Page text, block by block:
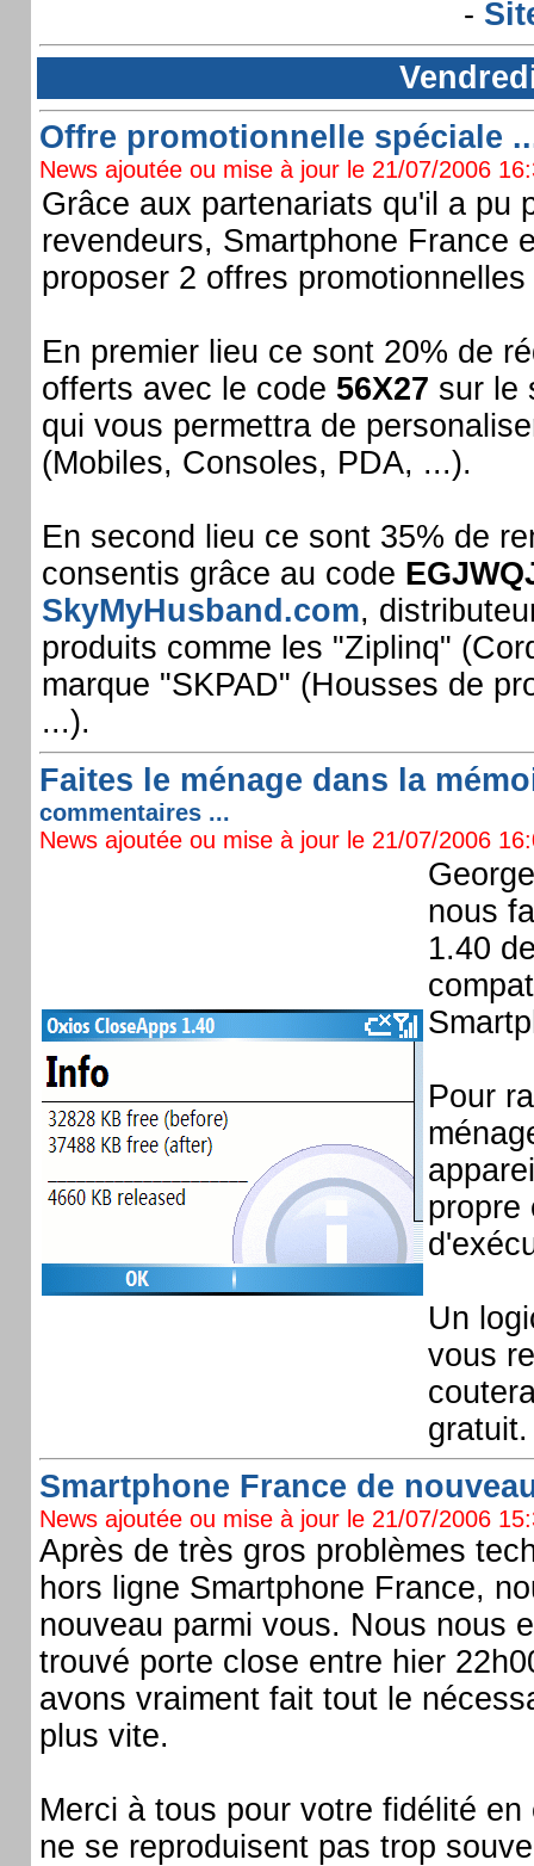
-
Offre promotionnelle spéciale
News ajoutée ou mise à jour le 21/07/2006
Grâce aux partenariats qu'il a pu
revendeurs, Smartphone France
proposer 2 offres
En premier lieu ce sont 20% de
offerts avec le code 56X27 sur le
qui vous permettra de
(Mobiles, Consoles, PDA, ...).
En second lieu ce sont 35% de
consentis grâce au code
SkyMyHusband.com,
produits comme les "Ziplinq"
marque "SKPAD" (Housses de
...).
Faites le ménage dans la
commentaires ...
News ajoutée ou mise à jour le 21/07/2006
nous
1.40
Pour
propre
Un
vous
gratuit.
Smartphone France de
News ajoutée ou mise à jour le 21/07/2006
Après de très gros problèmes
hors ligne Smartphone France,
nouveau parmi vous. Nous nous
trouvé porte close entre hier
avons vraiment fait tout le
plus vite.
Merci à tous pour votre fidélité
ne se reproduisent pas trop